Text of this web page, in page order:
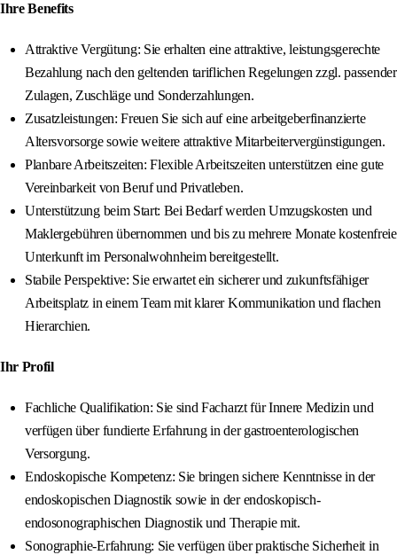
Ihre Benefits
Attraktive Vergütung: Sie erhalten eine attraktive, leistungsgerechte
Bezahlung nach den geltenden tariflichen Regelungen zzgl. passender
Zulagen, Zuschläge und Sonderzahlungen.
Zusatzleistungen: Freuen Sie sich auf eine arbeitgeberfinanzierte
Altersvorsorge sowie weitere attraktive Mitarbeitervergünstigungen.
Planbare Arbeitszeiten: Flexible Arbeitszeiten unterstützen eine gute
Vereinbarkeit von Beruf und Privatleben.
Unterstützung beim Start: Bei Bedarf werden Umzugskosten und
Maklergebühren übernommen und bis zu mehrere Monate kostenfreie
Unterkunft im Personalwohnheim bereitgestellt.
Stabile Perspektive: Sie erwartet ein sicherer und zukunftsfähiger
Arbeitsplatz in einem Team mit klarer Kommunikation und flachen
Hierarchien.
Ihr Profil
Fachliche Qualifikation: Sie sind Facharzt für Innere Medizin und
verfügen über fundierte Erfahrung in der gastroenterologischen
Versorgung.
Endoskopische Kompetenz: Sie bringen sichere Kenntnisse in der
endoskopischen Diagnostik sowie in der endoskopisch-
endosonographischen Diagnostik und Therapie mit.
Sonographie-Erfahrung: Sie verfügen über praktische Sicherheit in